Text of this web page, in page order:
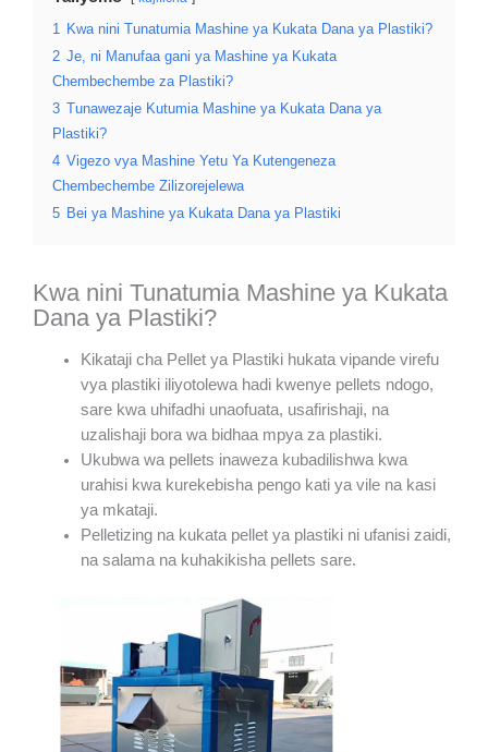
1 Kwa nini Tunatumia Mashine ya Kukata Dana ya Plastiki?
2 Je, ni Manufaa gani ya Mashine ya Kukata
Chembechembe za Plastiki?
3 Tunawezaje Kutumia Mashine ya Kukata Dana ya
Plastiki?
4 Vigezo vya Mashine Yetu Ya Kutengeneza
Chembechembe Zilizorejelewa
5 Bei ya Mashine ya Kukata Dana ya Plastiki
Kwa nini Tunatumia Mashine ya Kukata
Dana ya Plastiki?
Kikataji cha Pellet ya Plastiki hukata vipande virefu
vya plastiki iliyotolewa hadi kwenye pellets ndogo,
sare kwa uhifadhi unaofuata, usafirishaji, na
uzalishaji bora wa bidhaa mpya za plastiki.
Ukubwa wa pellets inaweza kubadilishwa kwa
urahisi kwa kurekebisha pengo kati ya vile na kasi
ya mkataji.
Pelletizing na kukata pellet ya plastiki ni ufanisi zaidi,
na salama na kuhakikisha pellets sare.